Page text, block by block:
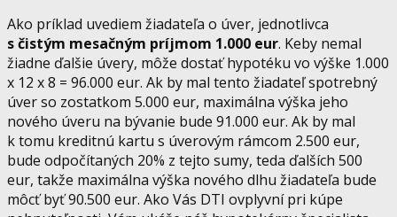
Ako príklad uvediem žiadateľa o úver, jednotlivca
s čistým mesačným príjmom 1.000 eur. Keby nemal
žiadne ďalšie úvery, môže dostať hypotéku vo výške 1.000
x 12 x 8 = 96.000 eur. Ak by mal tento žiadateľ spotrebný
úver so zostatkom 5.000 eur, maximálna výška jeho
nového úveru na bývanie bude 91.000 eur. Ak by mal
k tomu kreditnú kartu s úverovým rámcom 2.500 eur,
bude odpočítaných 20% z tejto sumy, teda ďalších 500
eur, takže maximálna výška nového dlhu žiadateľa bude
môcť byť 90.500 eur. Ako Vás DTI ovplyvní pri kúpe